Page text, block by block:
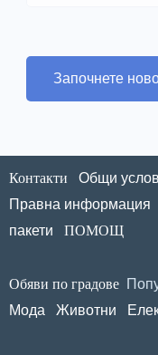
Започнете
Контакти Общи
Правна информация
пакети
ПОМОЩ
Обяви по градове
Мода
Животни